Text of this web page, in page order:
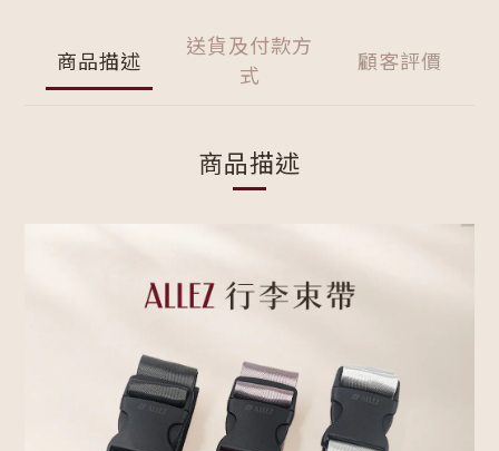
商品描述
送貨及付款方
式
顧客評價
商品描述